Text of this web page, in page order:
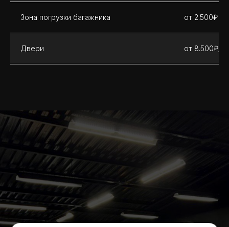
Зона погрузки багажника от 2.500₽
Двери от 8.500₽/